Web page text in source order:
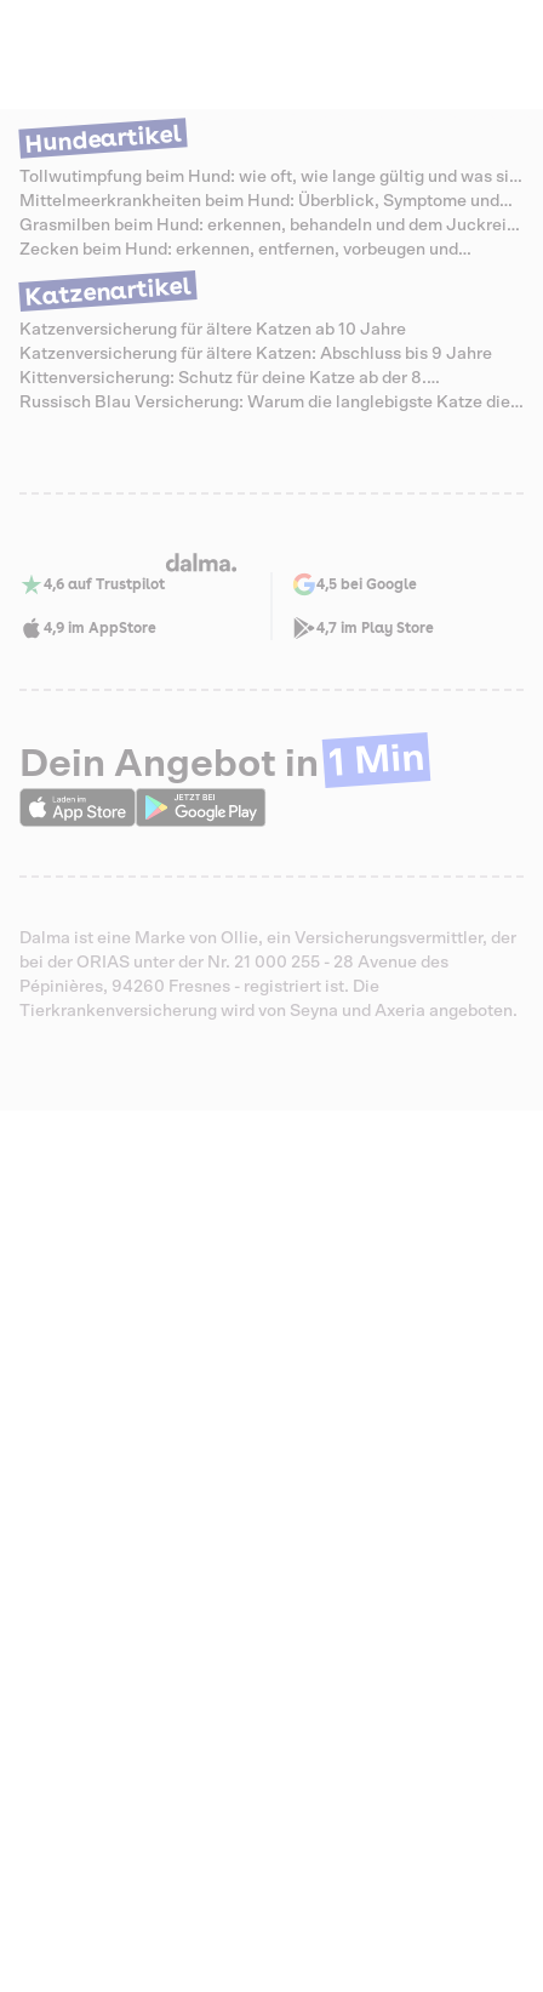
keine Schäden am Auge entstehen, sollte der Eingriff immer von einer
spezialisierten Tierärztin oder einem spezialisierten Tierarzt
durchgeführt werden. Welche Kosten für die Entfernung anfallen, wie
der Ablauf aussieht und welche Leistungen Dalma übernimmt, erfährst
du hier.
Hundeartikel
Tollwutimpfung beim Hund: wie oft, wie lange gültig und was sie
kostet
Mittelmeerkrankheiten beim Hund: Überblick, Symptome und
Schutz
Grasmilben beim Hund: erkennen, behandeln und dem Juckreiz
vorbeugen
Zecken beim Hund: erkennen, entfernen, vorbeugen und
Krankheiten vermeiden
Katzenartikel
Katzenversicherung für ältere Katzen ab 10 Jahre
Katzenversicherung für ältere Katzen: Abschluss bis 9 Jahre
Kittenversicherung: Schutz für deine Katze ab der 8.
Lebenswoche
Russisch Blau Versicherung: Warum die langlebigste Katze die
4,6 auf Trustpilot 4,5 bei Google
4,9 im AppStore 4,7 im Play Store
Dein Angebot in 1 Min
Dalma ist eine Marke von Ollie, ein Versicherungsvermittler, der
bei der ORIAS unter der Nr. 21 000 255 - 28 Avenue des
Pépinières, 94260 Fresnes - registriert ist. Die
Tierkrankenversicherung wird von Seyna und Axeria angeboten.